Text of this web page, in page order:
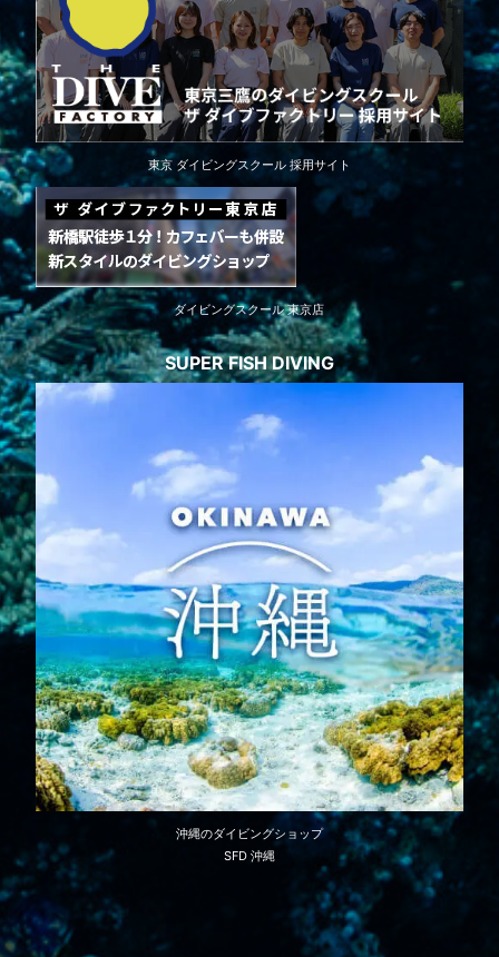
東京 ダイビングスクール 採用サイト
ダイビングスクール 東京店
SUPER FISH DIVING
沖縄のダイビングショップ
SFD 沖縄